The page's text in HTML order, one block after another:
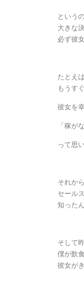
というの
大きな
必ず彼
たとえ
もうす
彼女を
「稼が
って思
それか
セール
知った
そして昨
僕が飲
彼女が